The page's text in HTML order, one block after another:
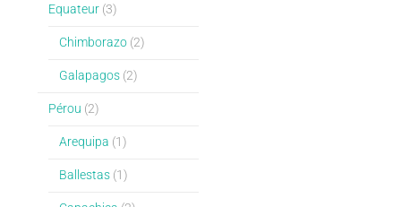
Equateur(3)
Chimborazo(2)
Galapagos(2)
Pérou (2)
Arequipa (1)
Ballestas(1)